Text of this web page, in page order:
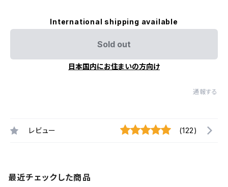
International shipping available
Sold out
日本国内にお住まいの方向け
通報する
レビュー (122)
最近チェックした商品